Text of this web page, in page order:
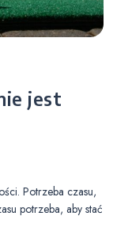
jest
Potrzeba czasu,
potrzeba, aby stać